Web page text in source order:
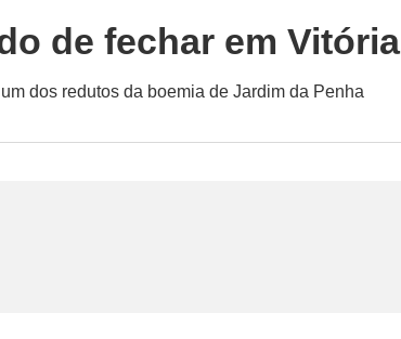
de fechar em Vitória
dos redutos da boemia de Jardim da Penha